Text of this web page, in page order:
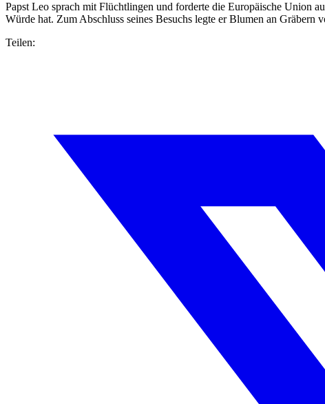
Papst Leo sprach mit Flüchtlingen und forderte die Europäische Union
Würde hat. Zum Abschluss seines Besuchs legte er Blumen an Gräbern
Teilen: